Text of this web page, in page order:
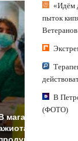
магазинах России
из-за этого
«Идём
пыток
Ветеранов
В
(ФОТО)